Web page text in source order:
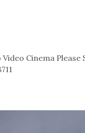
Cinema